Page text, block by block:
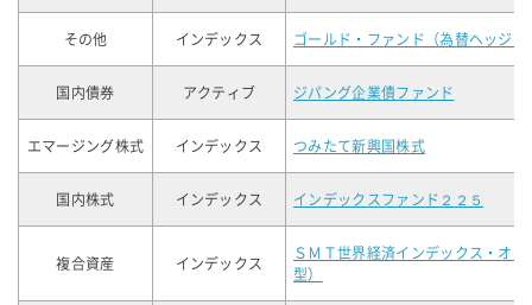
その他 インデックス ゴールド・ファンド（為替ヘッジあ
国内債券 アクティブ ジパング企業債ファンド
エマージング株式 インデックス つみたて新興国株式
国内株式 インデックス インデックスファンド２２５
複合資産 インデックス
ＳＭＴ世界経済インデックス・オ
型）